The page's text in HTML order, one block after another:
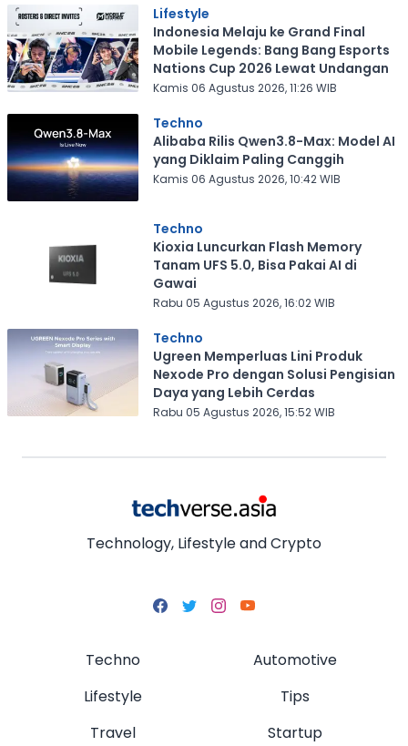
Lifestyle
Indonesia Melaju ke Grand Final
Mobile Legends: Bang Bang Esports
Nations Cup 2026 Lewat Undangan
Kamis 06 Agustus 2026, 11:26 WIB
Techno
Alibaba Rilis Qwen3.8-Max: Model AI
yang Diklaim Paling Canggih
Kamis 06 Agustus 2026, 10:42 WIB
Techno
Kioxia Luncurkan Flash Memory
Tanam UFS 5.0, Bisa Pakai AI di
Gawai
Rabu 05 Agustus 2026, 16:02 WIB
Techno
Ugreen Memperluas Lini Produk
Nexode Pro dengan Solusi Pengisian
Daya yang Lebih Cerdas
Rabu 05 Agustus 2026, 15:52 WIB
Technology, Lifestyle and Crypto
Techno
Lifestyle
Travel
Automotive
Tips
Startup